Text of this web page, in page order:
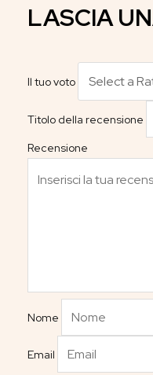
LASCIA
Il tuo voto
Titolo della recensione
Recensione
Nome
Email